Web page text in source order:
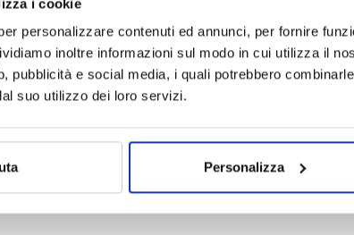
i cookie
personalizzare contenuti ed annunci, per fornire
inoltre informazioni sul modo in cui utilizza il
pubblicità e social media, i quali potrebbero
suo utilizzo dei loro servizi.
Personalizza